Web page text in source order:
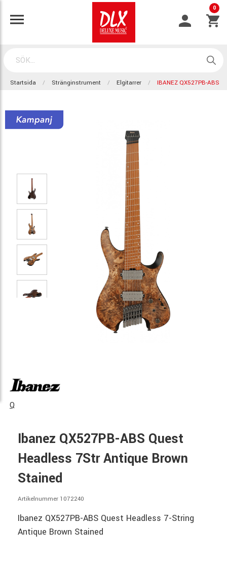
0
Startsida Stränginstrument Elgitarrer IBANEZ QX527PB-ABS
Q
Ibanez QX527PB-ABS Quest
Headless 7Str Antique Brown
Stained
Artikelnummer 1072240
Ibanez QX527PB-ABS Quest Headless 7-String
Antique Brown Stained